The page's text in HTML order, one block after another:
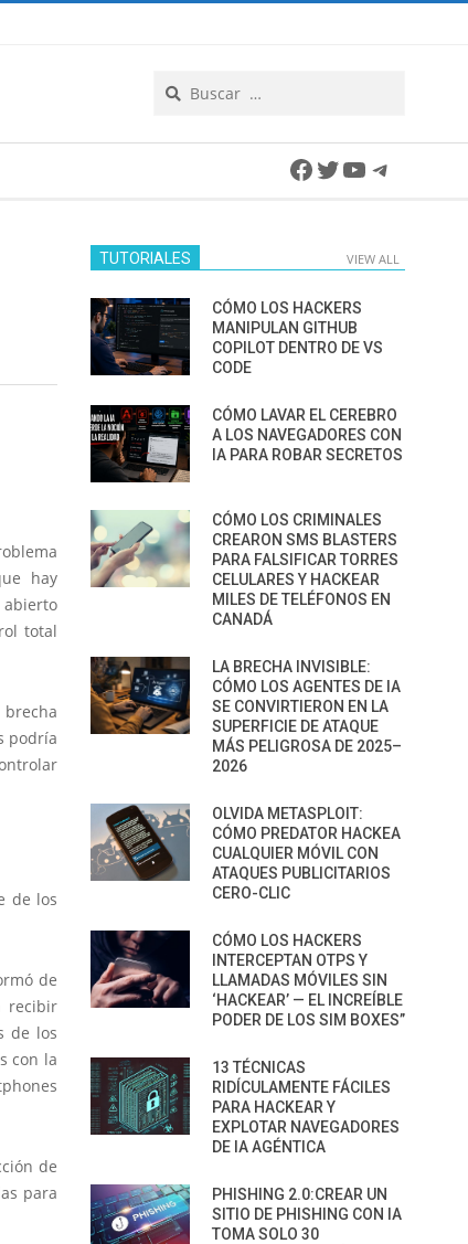
Facebook
Twitter
YouTube
hay
abierto
total
podría
de los
de
recibir
de los
con la
de
para
TUTORIALES VIEW ALL
CÓMO LOS HACKERS
MANIPULAN GITHUB
COPILOT DENTRO DE VS
CODE
CÓMO LAVAR EL CEREBRO
A LOS NAVEGADORES CON
IA PARA ROBAR SECRETOS
CÓMO LOS CRIMINALES
CREARON SMS BLASTERS
PARA FALSIFICAR TORRES
CELULARES Y HACKEAR
MILES DE TELÉFONOS EN
CANADÁ
LA BRECHA INVISIBLE:
CÓMO LOS AGENTES DE IA
SE CONVIRTIERON EN LA
SUPERFICIE DE ATAQUE
MÁS PELIGROSA DE 2025–
2026
OLVIDA METASPLOIT:
CÓMO PREDATOR HACKEA
CUALQUIER MÓVIL CON
ATAQUES PUBLICITARIOS
CERO-CLIC
CÓMO LOS HACKERS
INTERCEPTAN OTPS Y
LLAMADAS MÓVILES SIN
‘HACKEAR’ — EL INCREÍBLE
PODER DE LOS SIM BOXES”
13 TÉCNICAS
RIDÍCULAMENTE FÁCILES
PARA HACKEAR Y
EXPLOTAR NAVEGADORES
DE IA AGÉNTICA
PHISHING 2.0:CREAR UN
SITIO DE PHISHING CON IA
TOMA SOLO 30